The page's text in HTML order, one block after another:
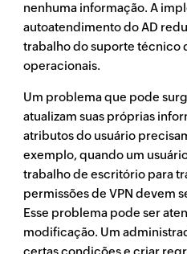
nenhuma informação. A
autoatendimento do AD
trabalho do suporte técnico
operacionais.
Um problema que pode
atualizam suas próprias
atributos do usuário
exemplo, quando um
trabalho de escritório para
permissões de VPN devem
Esse problema pode ser
modificação. Um
certas condições e criar